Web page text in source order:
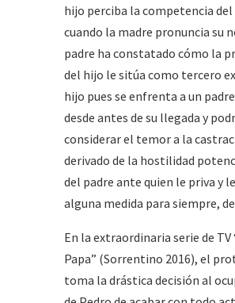
hijo perciba la competencia del
cuando la madre pronuncia su
padre ha constatado cómo la
del hijo le sitúa como tercero
hijo pues se enfrenta a un
desde antes de su llegada y
considerar el temor a la
derivado de la hostilidad
del padre ante quien le priva y
alguna medida para siempre,
En la extraordinaria serie de TV
Papa” (Sorrentino 2016), el
toma la drástica decisión al